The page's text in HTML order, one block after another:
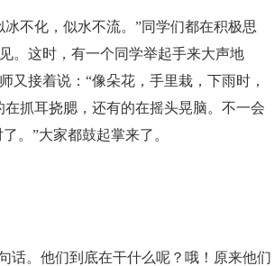
不化，似水不流。”同学们都在积极思
。这时，有一个同学举起手来大声地
又接着说：“像朵花，手里栽，下雨时，
抓耳挠腮，还有的在摇头晃脑。不一会
。”大家都鼓起掌来了。
话。他们到底在干什么呢？哦！原来他们